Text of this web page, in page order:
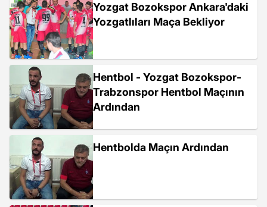
Yozgat Bozokspor Ankara'daki
Yozgatlıları Maça Bekliyor
Hentbol - Yozgat Bozokspor-
Trabzonspor Hentbol Maçının
Ardından
Hentbolda Maçın Ardından